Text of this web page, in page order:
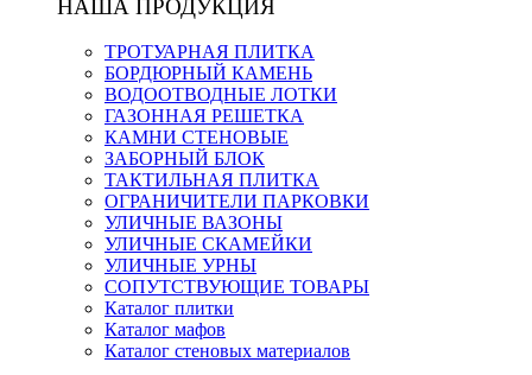
НАША ПРОДУКЦИЯ
ТРОТУАРНАЯ ПЛИТКА
БОРДЮРНЫЙ КАМЕНЬ
ВОДООТВОДНЫЕ ЛОТКИ
ГАЗОННАЯ РЕШЕТКА
КАМНИ СТЕНОВЫЕ
ЗАБОРНЫЙ БЛОК
ТАКТИЛЬНАЯ ПЛИТКА
ОГРАНИЧИТЕЛИ ПАРКОВКИ
УЛИЧНЫЕ ВАЗОНЫ
УЛИЧНЫЕ СКАМЕЙКИ
УЛИЧНЫЕ УРНЫ
СОПУТСТВУЮЩИЕ ТОВАРЫ
Каталог плитки
Каталог мафов
Каталог стеновых материалов